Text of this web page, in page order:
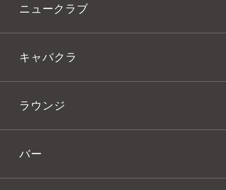
ニュークラブ
キャバクラ
ラウンジ
バー